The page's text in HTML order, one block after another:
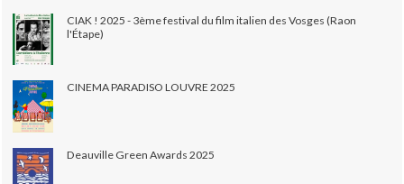
CIAK ! 2025 - 3ème festival du film italien des Vosges (Raon
l'Étape)
CINEMA PARADISO LOUVRE 2025
Deauville Green Awards 2025